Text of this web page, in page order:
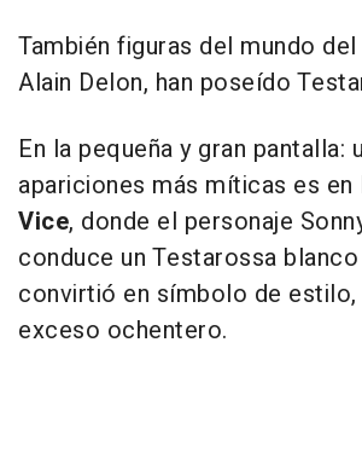
También figuras del mundo
Alain Delon, han poseído
En la pequeña y gran pantalla:
apariciones más míticas es en
Vice, donde el personaje
conduce un Testarossa
convirtió en símbolo de estilo,
exceso ochentero.